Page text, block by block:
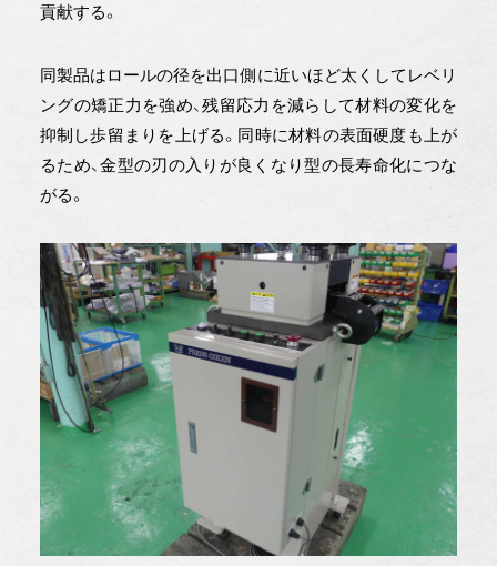
貢献する。
同製品はロールの径を出口側に近いほど太くしてレベリ
ングの矯正力を強め、残留応力を減らして材料の変化を
抑制し歩留まりを上げる。同時に材料の表面硬度も上が
るため、金型の刃の入りが良くなり型の長寿命化につな
がる。